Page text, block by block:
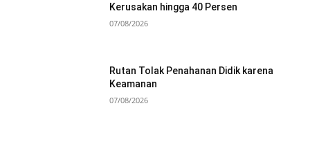
Kerusakan hingga 40 Persen
07/08/2026
Rutan Tolak Penahanan Didik karena
Keamanan
07/08/2026